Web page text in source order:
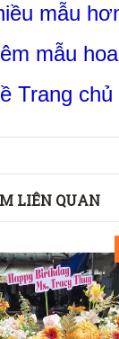
mẫu
mẫu hoa
Trang chủ
LIÊN QUAN